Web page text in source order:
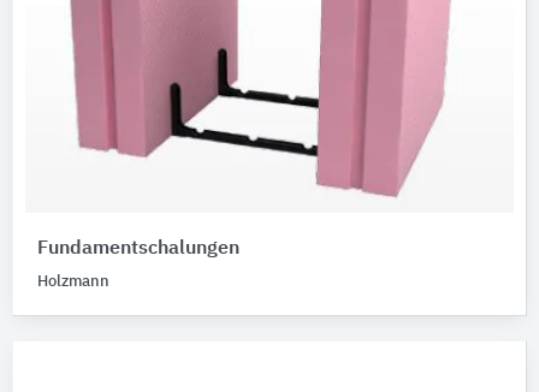
Fundamentschalungen
Holzmann